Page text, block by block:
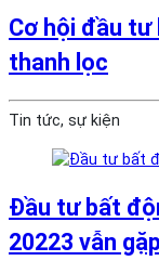
Cơ hội đầu
thanh lọc
Tin tức, sự kiện
Đầu tư bất
20223 vẫn